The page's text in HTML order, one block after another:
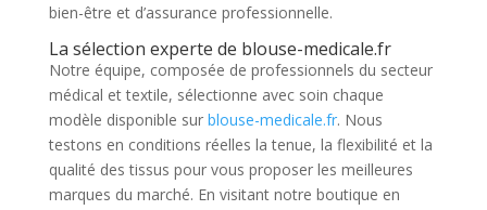
bien-être et d’assurance professionnelle.
La sélection experte de blouse-medicale.fr
Notre équipe, composée de professionnels du secteur
médical et textile, sélectionne avec soin chaque
modèle disponible sur blouse-medicale.fr. Nous
testons en conditions réelles la tenue, la flexibilité et la
qualité des tissus pour vous proposer les meilleures
marques du marché. En visitant notre boutique en